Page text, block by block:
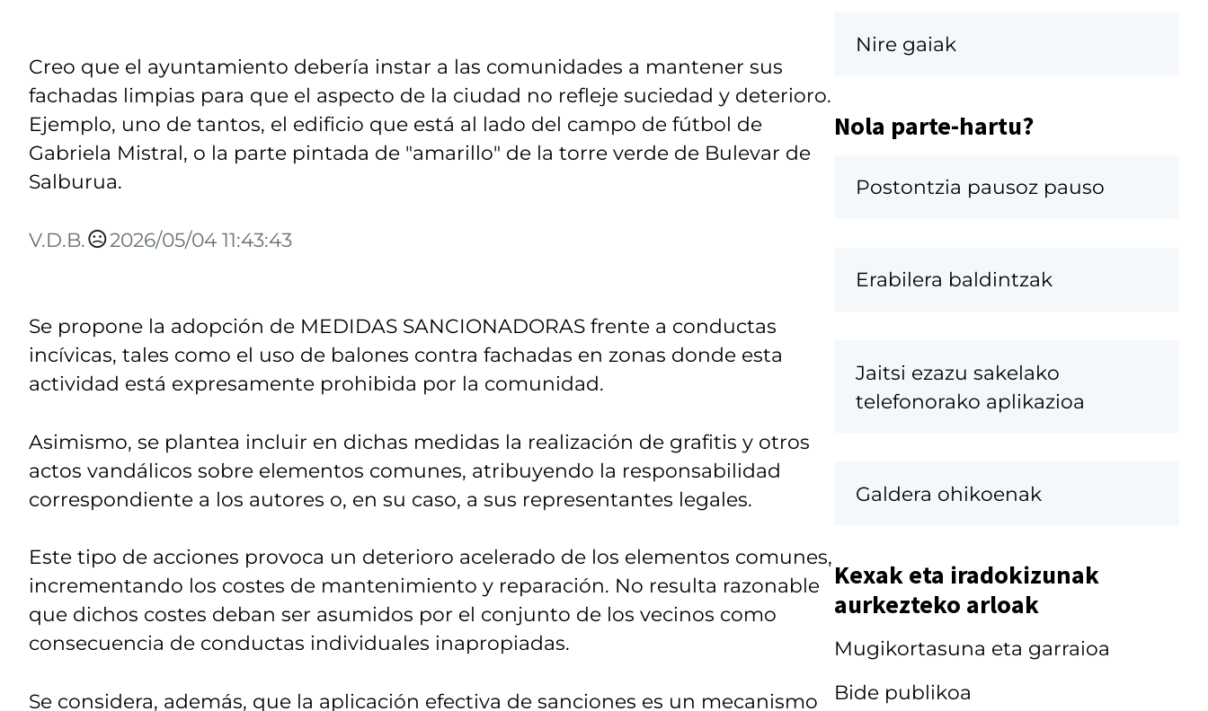
Creo que el ayuntamiento debería instar a las comunidades a mantener sus
fachadas limpias para que el aspecto de la ciudad no refleje suciedad y deterioro.
Ejemplo, uno de tantos, el edificio que está al lado del campo de fútbol de
Gabriela Mistral, o la parte pintada de "amarillo" de la torre verde de Bulevar de
Salburua.
V.D.B. 2026/05/04 11:43:43
Se propone la adopción de MEDIDAS SANCIONADORAS frente a conductas
incívicas, tales como el uso de balones contra fachadas en zonas donde esta
actividad está expresamente prohibida por la comunidad.
Asimismo, se plantea incluir en dichas medidas la realización de grafitis y otros
actos vandálicos sobre elementos comunes, atribuyendo la responsabilidad
correspondiente a los autores o, en su caso, a sus representantes legales.
Este tipo de acciones provoca un deterioro acelerado de los elementos comunes,
incrementando los costes de mantenimiento y reparación. No resulta razonable
que dichos costes deban ser asumidos por el conjunto de los vecinos como
consecuencia de conductas individuales inapropiadas.
Se considera, además, que la aplicación efectiva de sanciones es un mecanismo
Nire gaiak
Nola parte-hartu?
Postontzia pausoz pauso
Erabilera baldintzak
Jaitsi ezazu sakelako
telefonorako aplikazioa
Galdera ohikoenak
Kexak eta iradokizunak
aurkezteko arloak
Mugikortasuna eta garraioa
Bide publikoa